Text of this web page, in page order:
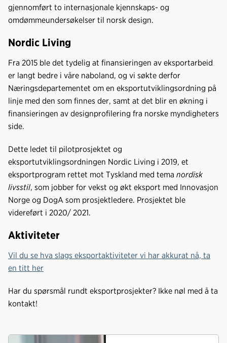
gjennomført to internasjonale kjennskaps- og
omdømmeundersøkelser til norsk design.
Nordic Living
Fra 2015 ble det tydelig at finansieringen av eksportarbeid
er langt bedre i våre naboland, og vi søkte derfor
Næringsdepartementet om en eksportutviklingsordning på
linje med den som finnes der, samt at det blir en økning i
finansieringen av designprofilering fra norske myndigheters
side.
Dette ledet til pilotprosjektet og
eksportutviklingsordningen Nordic Living i 2019, et
eksportprogram rettet mot Tyskland med tema nordisk
livsstil, som jobber for vekst og økt eksport med Innovasjon
Norge og DogA som prosjektledere. Prosjektet ble
videreført i 2020/ 2021.
Aktiviteter
Vil du se hva slags eksportaktiviteter vi har akkurat nå, ta
en titt her
Har du spørsmål rundt eksportprosjekter? Ikke nøl med å ta
kontakt!